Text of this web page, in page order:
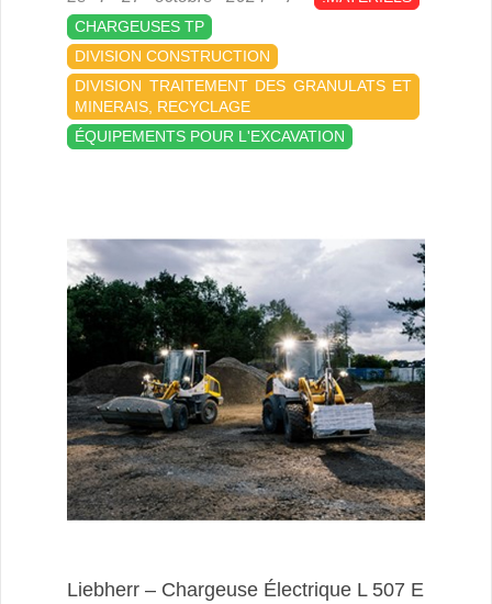
10-
27
CHARGEUSES TP
DIVISION CONSTRUCTION
DIVISION TRAITEMENT DES GRANULATS ET
MINERAIS, RECYCLAGE
ÉQUIPEMENTS POUR L'EXCAVATION
Liebherr – Chargeuse Électrique L 507 E